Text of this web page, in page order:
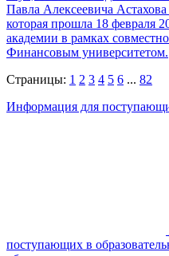
Павла Алексеевича
которая прошла 18 февраля
академии в рамках
Финансовым университетом.
Страницы: 1 2 3 4 5 6 ... 82
Информация для
поступающих в